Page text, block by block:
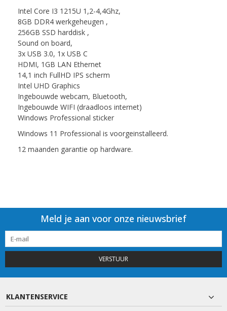
Intel Core I3 1215U 1,2-4,4Ghz,
8GB DDR4 werkgeheugen ,
256GB SSD harddisk ,
Sound on board,
3x USB 3.0, 1x USB C
HDMI, 1GB LAN Ethernet
14,1 inch FullHD IPS scherm
Intel UHD Graphics
Ingebouwde webcam, Bluetooth,
Ingebouwde WIFI (draadloos internet)
Windows Professional sticker
Windows 11 Professional is voorgeinstalleerd.
12 maanden garantie op hardware.
Meld je aan voor onze nieuwsbrief
VERSTUUR
KLANTENSERVICE